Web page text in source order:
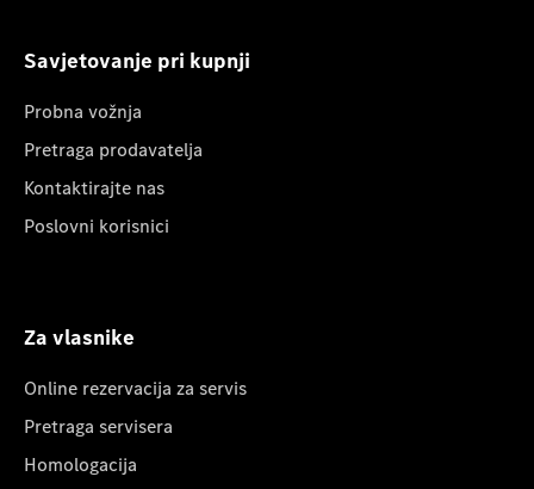
Savjetovanje pri kupnji
Probna vožnja
Pretraga prodavatelja
Kontaktirajte nas
Poslovni korisnici
Za vlasnike
Online rezervacija za servis
Pretraga servisera
Homologacija